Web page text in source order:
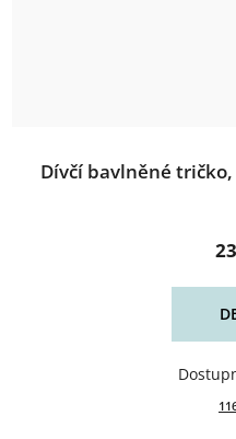
Dívčí bavlněné